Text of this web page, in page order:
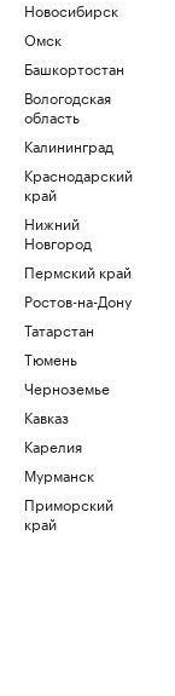
Новосибирск
Омск
Башкортостан
Вологодская
область
Калининград
Краснодарский
край
Нижний
Новгород
Пермский край
Ростов-на-Дону
Татарстан
Тюмень
Черноземье
Кавказ
Карелия
Мурманск
Приморский
край